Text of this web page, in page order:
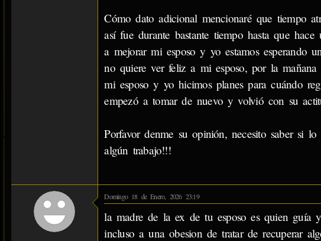
Cómo dato adicional mencionaré que tiempo
así fue durante bastante tiempo hasta que
a mejorar mi esposo y yo estamos esperando
no quiere ver feliz a mi esposo, por la
mi esposo y yo hicimos planes para cuándo
empezó a tomar de nuevo y volvió con su
Porfavor denme su opinión, necesito saber si
algún trabajo!!!
Domingo 18 de Enero, 2026 23:19
la madre de la ex de tu esposo es quien guía
incluso a una obesion de tratar de recuperar